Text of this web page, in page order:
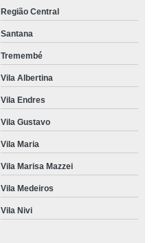
Região Central
Santana
Tremembé
Vila Albertina
Vila Endres
Vila Gustavo
Vila Maria
Vila Marisa Mazzei
Vila Medeiros
Vila Nivi